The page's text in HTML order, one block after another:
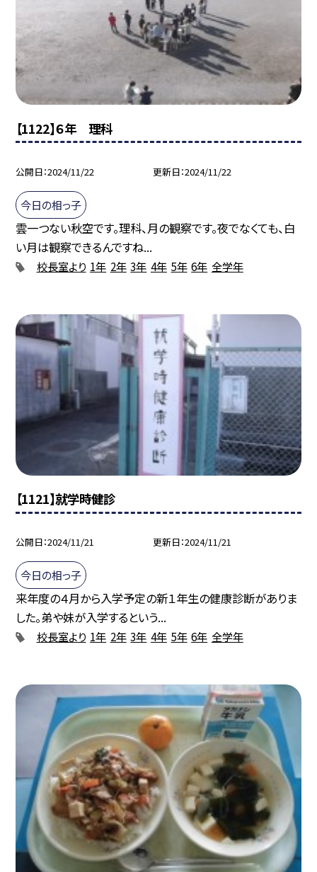
【1122】６年 理科
公開日 2024/11/22 更新日 2024/11/22
今日の相っ子
雲一つない秋空です。理科、月の観察です。夜でなくても、白
い月は観察できるんですね...
校長室より 1年 2年 3年 4年 5年 6年 全学年
【1121】就学時健診
公開日 2024/11/21 更新日 2024/11/21
今日の相っ子
来年度の４月から入学予定の新１年生の健康診断がありま
した。弟や妹が入学するという...
校長室より 1年 2年 3年 4年 5年 6年 全学年